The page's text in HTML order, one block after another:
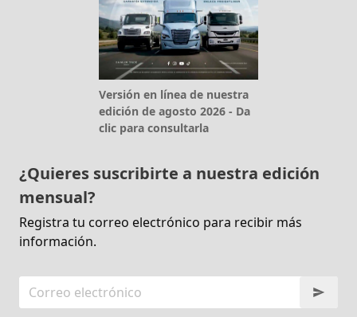
Versión en línea de nuestra
edición de agosto 2026 - Da
clic para consultarla
¿Quieres suscribirte a nuestra edición
mensual?
Registra tu correo electrónico para recibir más
información.